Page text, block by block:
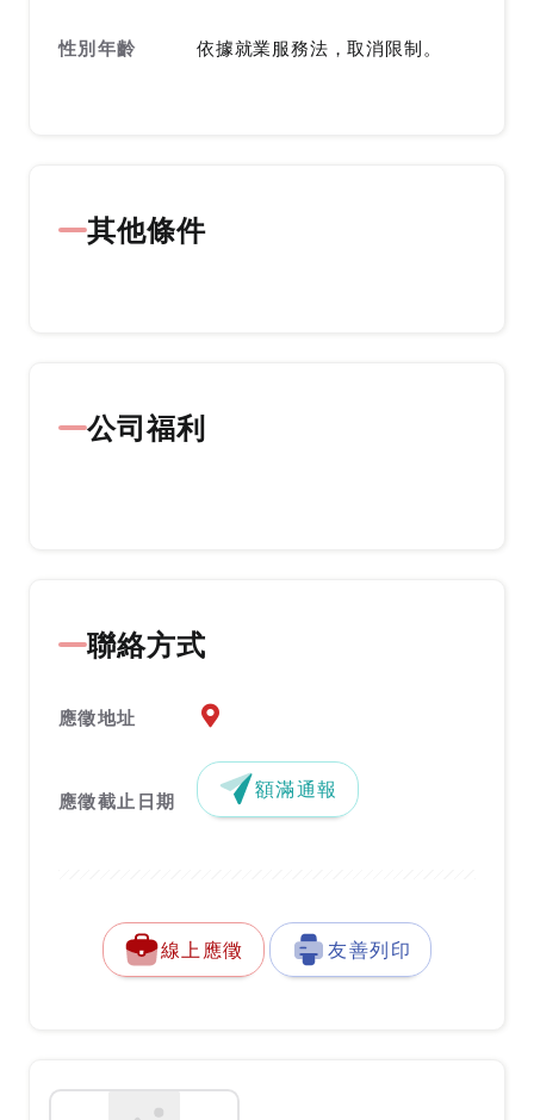
性別年齡 依據就業服務法，取消限制。
其他條件
公司福利
聯絡方式
應徵地址 應徵地址地圖『另開新視窗』
應徵截止日期 額滿通報
線上應徵 友善列印